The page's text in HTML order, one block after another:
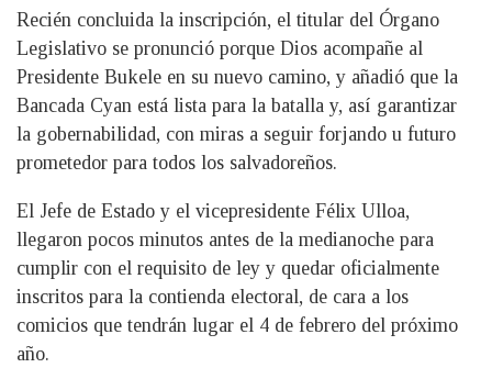
Recién concluida la inscripción, el titular del Órgano
Legislativo se pronunció porque Dios acompañe al
Presidente Bukele en su nuevo camino, y añadió que la
Bancada Cyan está lista para la batalla y, así garantizar
la gobernabilidad, con miras a seguir forjando u futuro
prometedor para todos los salvadoreños.
El Jefe de Estado y el vicepresidente Félix Ulloa,
llegaron pocos minutos antes de la medianoche para
cumplir con el requisito de ley y quedar oficialmente
inscritos para la contienda electoral, de cara a los
comicios que tendrán lugar el 4 de febrero del próximo
año.